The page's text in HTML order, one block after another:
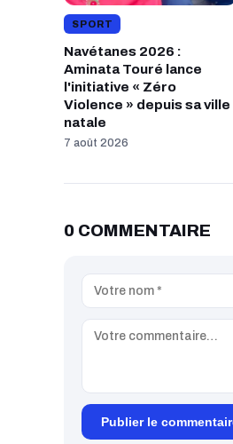
SPORT
Navétanes 2026 :
Aminata Touré lance
l'initiative « Zéro
Violence » depuis sa ville
natale
7 août 2026
0 COMMENTAIRE
Publier le